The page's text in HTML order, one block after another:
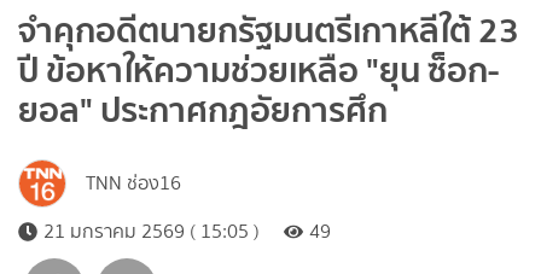
จำคุกอดีตนายกรัฐมนตรีเกาหลีใต้ 23
ปี ข้อหาให้ความช่วยเหลือ "ยุน ซ็อก-
ยอล" ประกาศกฎอัยการศึก
TNN ช่อง16
21 มกราคม 2569 ( 15:05 )
49